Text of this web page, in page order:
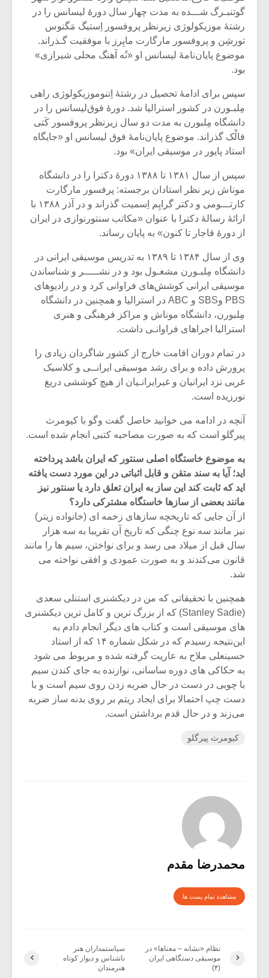
گوتنبـرگ شـــده به مدت چهار سال دورۀ لیسانس را در
رشتۀ موزیکولوژی زیرنظر پروفسور اِستیگ مَگنوس
تورشِن و پروفسور مارگارت مایِرز با موفقیت گـذراند.
موضوع پایان‌نامۀ لیسانس او «نُه آهنگ محلی شیرازی»
بود.
سپس برای ادامۀ تحصیل در رشتۀ اِتنوموزیکولوژی راهی
مِلبـورن در کشور استرالیا شد. دورۀ فوق‌لیسانس را در
دانشگاه مِلبورن به مدت دو سال زیرنظر پروفسور کَتی
فالْک گذراند. موضوع پایان‌نامۀ فوق لیسانس او «جایگاه
استاد پایور در موسیقی ایران» بود.
سپس از سال ۱۳۸۱ تا ۱۳۸۸ دورۀ دکترا را در دانشگاه
موناش زیر نظر استادان برجسته: پرفسور مارگارت
کارتـــومی و دکتر گرایِم اِسمیت گذراند و در آذر ۱۳۸۸ با
ارائۀ رسالۀ دکترا با عنوان «مکاتب سنتورنوازی در ایران
از دورۀ قاجار تا کنون» به پایان رساند.
وی از سال ۱۳۸۴ تا ۱۳۸۹ به تدریس موسیقی ایرانی در
دانشگاه مِلبـورن مشغـول بود و در نشـــــر و شناساندن
موسیقی ایرانی کوشش‌های فراوانی کرد و در رادیوهای‌
PBS وSBS و ABC در استرالیا و همچنین در دانشگاه‌
مِلبورن، دانشگاه موناش و مراکز فرهنگی و هنری
استرالیا اجراهای فراوانـی داشت.
در تمام دوران اقامت خارج از کشور شاگردان زیادی را
پرورش داده و برای رشد موسیقی ایرانــی و کلاسیک
غربی نزد ایرانیان و غیرایرانـیان از هیچ کوششی دریغ
نورزیده است.
آنچه در ادامه می خوانید حاصل گفت وگو با کیومرث
پیرگلو است که به صورت مصاحبه کتبی انجام شده است.
به موضوع خاستگاه اصلی سنتور که ایران باشد پرداخته
اید؛ آیا به سند متقن و قابل اثباتی در این مورد دست یافته
اید که ثابت کند این ساز به ایران تعلق دارد یا سنتور نیز
مانند بعضی از سازها خاستگاه مشترکی دارد؟
از آن جایی که تاریخچه سازهای زخمه ای (خانواده زیتر)
نیز مانند سه نوع چنگی که تاریخ آن تقریبا به سه هزار
سال قبل از میلاد می رسد و برای نواختن، سیم ها را مانند
قانون می‌کندند و به صورت عمودی و افقی نواخته می
شد.
همچنین با تحقیقاتی که من در دیکشنری استنلی سعدی
(Stanley Sadie) که از بزرگ ترین و کامل ترین دیکشنری
های موسیقی است و کتاب های دیگر انجام دادم به
این‌نتیجه رسیدم‌ که در شکل شماره ۱۴ که از استاد
حسینعلی ملاح به عاریت گرفته شده و مربوط می شود
به حکاکی های دوره ساسانی، نوازنده به جای کندن سیم
با چوبی در دست در حال ضربه زدن روی سیم است و با
دست چپ احتمالا برای ایجاد ریتم بر روی بدنه ساز ضربه
می‌زند و در حال قدم برداشتن است.
کیومرث پیرگلو
محمدرضا مقدم
مشاهده تمام پست ها
سیاستمداران هنر
ناشناس و دیوار کوتاه
هنرمندان
نظام «نشانه – معناها» در
موسیقی دستگاهی ایران
(۴)